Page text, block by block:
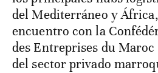
del Mediterráneo y
encuentro con la
des Entreprises du
del sector privado